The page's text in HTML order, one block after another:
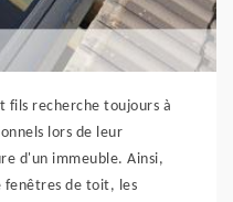
fils recherche toujours à
lors de leur
d'un immeuble. Ainsi,
fenêtres de toit, les